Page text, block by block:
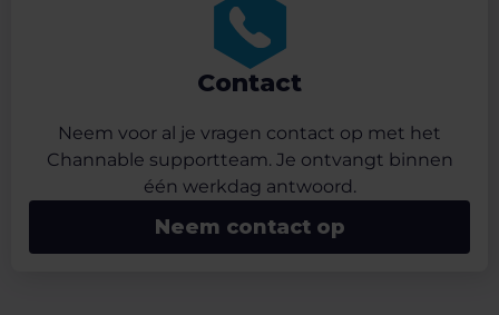
Contact
Neem voor al je vragen contact op met het
Channable supportteam. Je ontvangt binnen
één werkdag antwoord.
Neem contact op